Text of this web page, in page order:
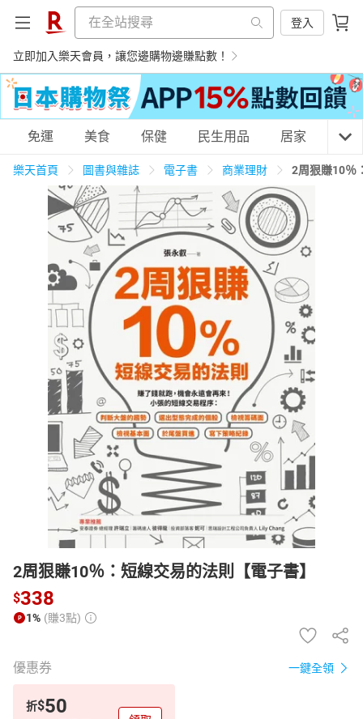
登入
立即加入樂天會員，讓您邊購物邊賺點數！
購物網分類
天天免運 美食蛋糕 養生保健 民生用品
居家生活 3C家電 運動休閒 親子玩具
女裝 男裝 化妝保養 情趣用品
日本購物 電子/紙本書
HOT
免運 美食 保健 民生用品 居家 3C
樂天首頁 圖書與雜誌 電子書 商業理財 2周狠賺10％
2周狠賺10％：短線交易的法則【電子書】
$338
1% (賺3點)
優惠券 一鍵全領
折$50